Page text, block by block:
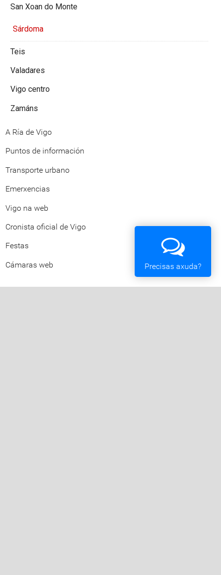
San Xoan do Monte
Sárdoma
Teis
Valadares
Vigo centro
Zamáns
A Ría de Vigo
Puntos de información
Transporte urbano
Emerxencias
Vigo na web
Cronista oficial de Vigo
Festas
Cámaras web Precisas axuda?